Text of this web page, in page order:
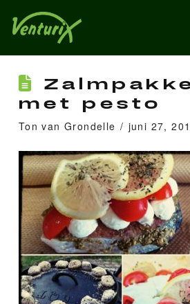
met pesto
Ton van Grondelle juni 27,